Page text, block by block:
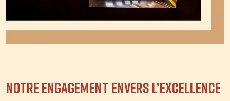
Notre engagement envers l’excellence